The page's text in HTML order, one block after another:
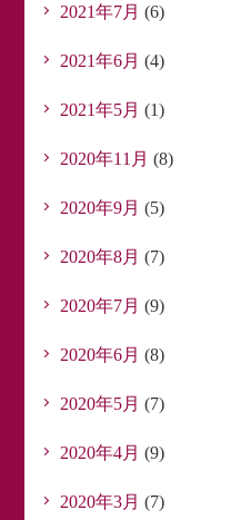
2021年7月 (6)
2021年6月 (4)
2021年5月 (1)
2020年11月 (8)
2020年9月 (5)
2020年8月 (7)
2020年7月 (9)
2020年6月 (8)
2020年5月 (7)
2020年4月 (9)
2020年3月 (7)